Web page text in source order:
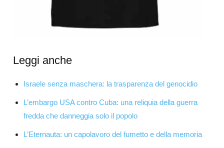
Leggi anche
Israele senza maschera: la trasparenza del genocidio
L’embargo USA contro Cuba: una reliquia della guerra
fredda che danneggia solo il popolo
L’Eternauta: un capolavoro del fumetto e della memoria